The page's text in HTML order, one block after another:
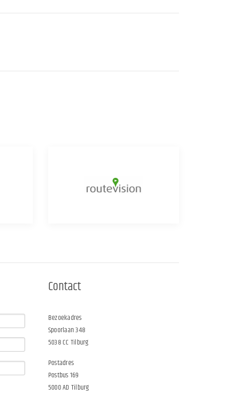
Contact
Bezoekadres
Spoorlaan 348
5038 CC Tilburg
Postadres
Postbus 169
5000 AD Tilburg